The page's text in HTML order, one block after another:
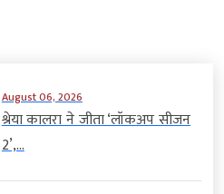
August 06, 2026
श्रेया कालरा ने जीता ‘लॉकअप सीजन
2’,...